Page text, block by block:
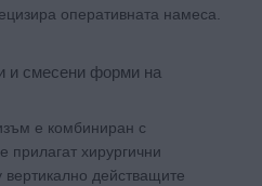
оперативната намеса.
и смесени форми на
е комбиниран с
прилагат хирургични
действащите